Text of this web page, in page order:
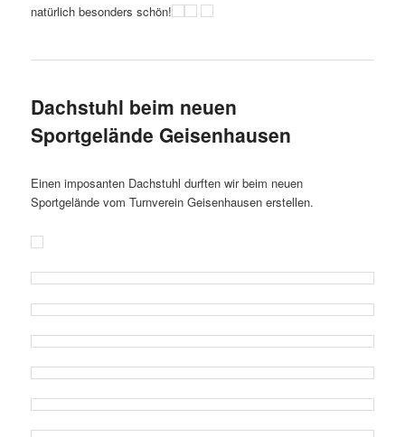
natürlich besonders schön!
Dachstuhl beim neuen
Sportgelände Geisenhausen
Einen imposanten Dachstuhl durften wir beim neuen
Sportgelände vom Turnverein Geisenhausen erstellen.